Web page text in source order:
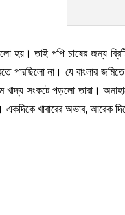
হয়। তাই পপি চাষের জন্য
পারছিলো না। যে বাংলার
সংকটে পড়লো তারা।
একদিকে খাবারের অভাব, আরেক